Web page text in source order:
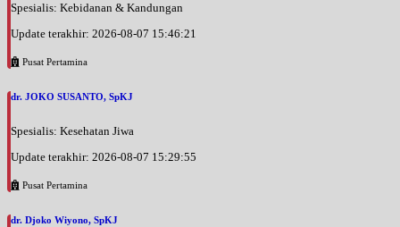
Spesialis: Kebidanan & Kandungan
Update terakhir: 2026-08-07 15:46:21
Pusat Pertamina
dr. JOKO SUSANTO, SpKJ
Spesialis: Kesehatan Jiwa
Update terakhir: 2026-08-07 15:29:55
Pusat Pertamina
dr. Djoko Wiyono, SpKJ